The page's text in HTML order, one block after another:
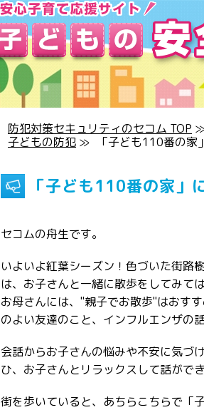
防犯対策セキュリティのセコム TOP
子どもの防犯 ≫ 「子ども110番の家
「子ども110番の家」
セコムの舟生です。
いよいよ紅葉シーズン！色づいた街路
は、お子さんと一緒に散歩をしてみて
お母さんには、"親子でお散歩"はおす
のよい友達のこと、インフルエンザの
会話からお子さんの悩みや不安に気づ
ひ、お子さんとリラックスして話がで
街を歩いていると、あちらこちらで「